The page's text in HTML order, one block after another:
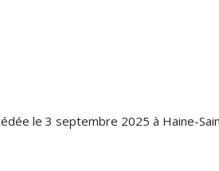
le 3 septembre 2025 à Haine-